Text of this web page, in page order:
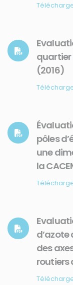
quartier
(2016)
pôles
une
la
d’azote
des
routiers